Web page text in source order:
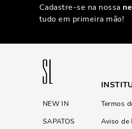
Cadastre-se na nossa
tudo em primeira mão!
NEW IN
SAPATOS
Termos
Aviso de